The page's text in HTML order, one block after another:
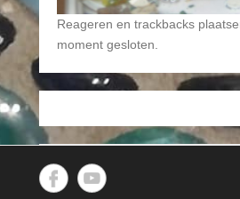
Reageren en trackbacks
moment gesloten.